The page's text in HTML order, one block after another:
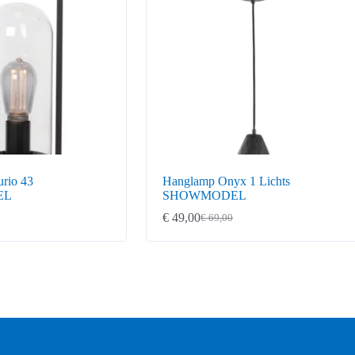
43
Hanglamp Onyx 1 Lichts
SHOWMODEL
€69,00
Oorspronkelijke
€ 49,00
Huidige